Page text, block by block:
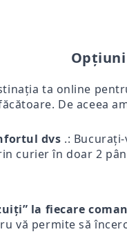
ta online
De aceea
dvs .:
curier în doar 2
la fiecare
vă permite să